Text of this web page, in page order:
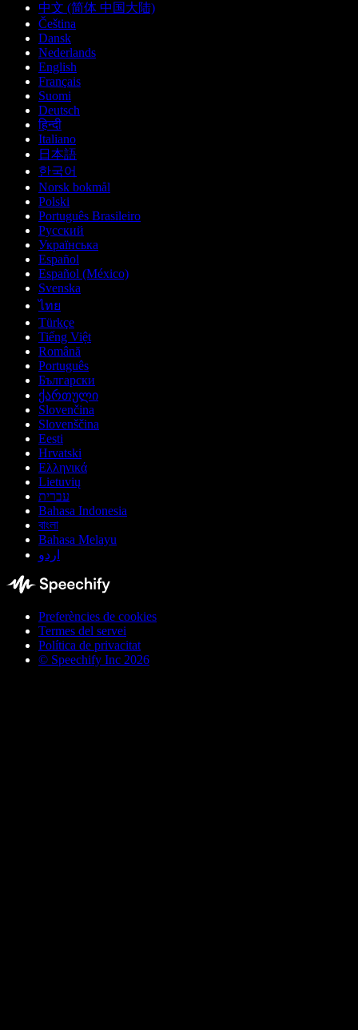
中文 (简体 中国大陆)
Čeština
Dansk
Nederlands
English
Français
Suomi
Deutsch
हिन्दी
Italiano
日本語
한국어
Norsk bokmål
Polski
Português Brasileiro
Русский
Українська
Español
Español (México)
Svenska
ไทย
Türkçe
Tiếng Việt
Română
Português
Български
ქართული
Slovenčina
Slovenščina
Eesti
Hrvatski
Ελληνικά
Lietuvių
עברית
Bahasa Indonesia
বাংলা
Bahasa Melayu
اردو
Preferències de cookies
Termes del servei
Política de privacitat
© Speechify Inc 2026